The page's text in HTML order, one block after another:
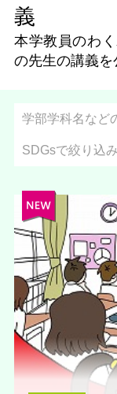
義
本学教員のわ
の先生の講義を
SDGsで絞り込み